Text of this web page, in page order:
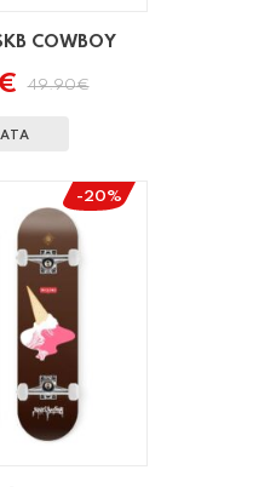
COWBOY
49.90€
Algne
oli:
Praegune
on:
-20%